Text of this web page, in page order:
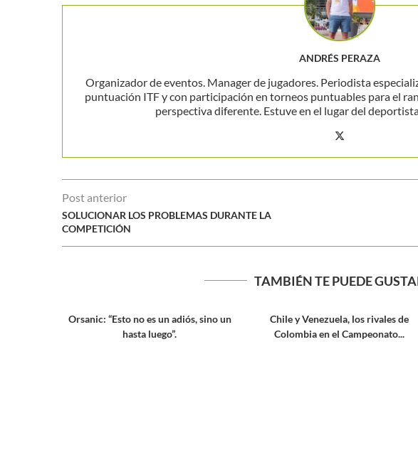
ANDRÉS PERAZA
Organizador de eventos. Manager de jugadores. Periodista
puntuación ITF y con participación en torneos puntuables para el
perspectiva diferente. Estuve en el lugar del
Post anterior
SOLUCIONAR LOS PROBLEMAS DURANTE LA
COMPETICIÓN
TAMBIÉN TE PUEDE
Orsanic: “Esto no es un adiós, sino un
hasta luego”.
Chile y Venezuela, los rivales de
Colombia en el Campeonato...